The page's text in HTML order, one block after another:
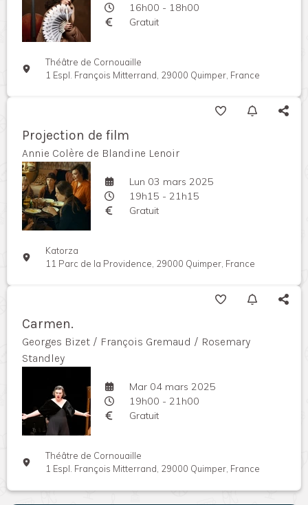
16h00 - 18h00
Gratuit
Théâtre de Cornouaille
1 Espl. François Mitterrand, 29000 Quimper, France
Projection de film
Annie Colère de Blandine Lenoir
Lun 03 mars 2025
19h15 - 21h15
Gratuit
Katorza
11 Parc de la Providence, 29000 Quimper, France
Carmen.
Georges Bizet / François Gremaud / Rosemary
Standley
Mar 04 mars 2025
19h00 - 21h00
Gratuit
Théâtre de Cornouaille
1 Espl. François Mitterrand, 29000 Quimper, France